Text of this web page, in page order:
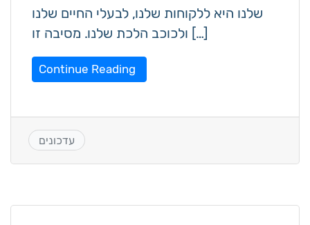
שלנו היא ללקוחות שלנו, לבעלי החיים שלנו
ולכוכב הלכת שלנו. מסיבה זו […]
Continue Reading
עדכונים